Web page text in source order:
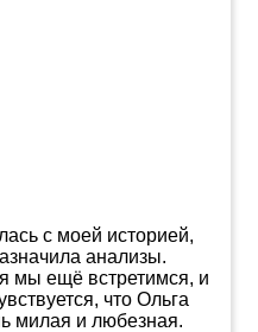
с моей историей,
анализы.
мы ещё встретимся, и
что Ольга
милая и любезная.